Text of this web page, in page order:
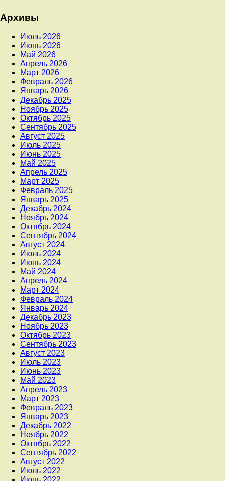
Архивы
Июль 2026
Июнь 2026
Май 2026
Апрель 2026
Март 2026
Февраль 2026
Январь 2026
Декабрь 2025
Ноябрь 2025
Октябрь 2025
Сентябрь 2025
Август 2025
Июль 2025
Июнь 2025
Май 2025
Апрель 2025
Март 2025
Февраль 2025
Январь 2025
Декабрь 2024
Ноябрь 2024
Октябрь 2024
Сентябрь 2024
Август 2024
Июль 2024
Июнь 2024
Май 2024
Апрель 2024
Март 2024
Февраль 2024
Январь 2024
Декабрь 2023
Ноябрь 2023
Октябрь 2023
Сентябрь 2023
Август 2023
Июль 2023
Июнь 2023
Май 2023
Апрель 2023
Март 2023
Февраль 2023
Январь 2023
Декабрь 2022
Ноябрь 2022
Октябрь 2022
Сентябрь 2022
Август 2022
Июль 2022